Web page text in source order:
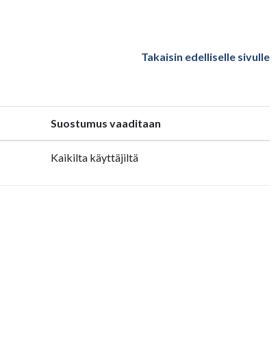
Takaisin edelliselle sivulle
Suostumus vaaditaan
Kaikilta käyttäjiltä